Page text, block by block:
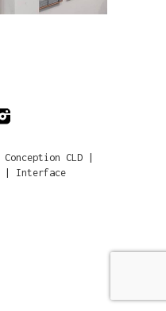
Conception CLD |
| Interface